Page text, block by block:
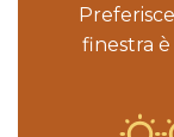
finestra